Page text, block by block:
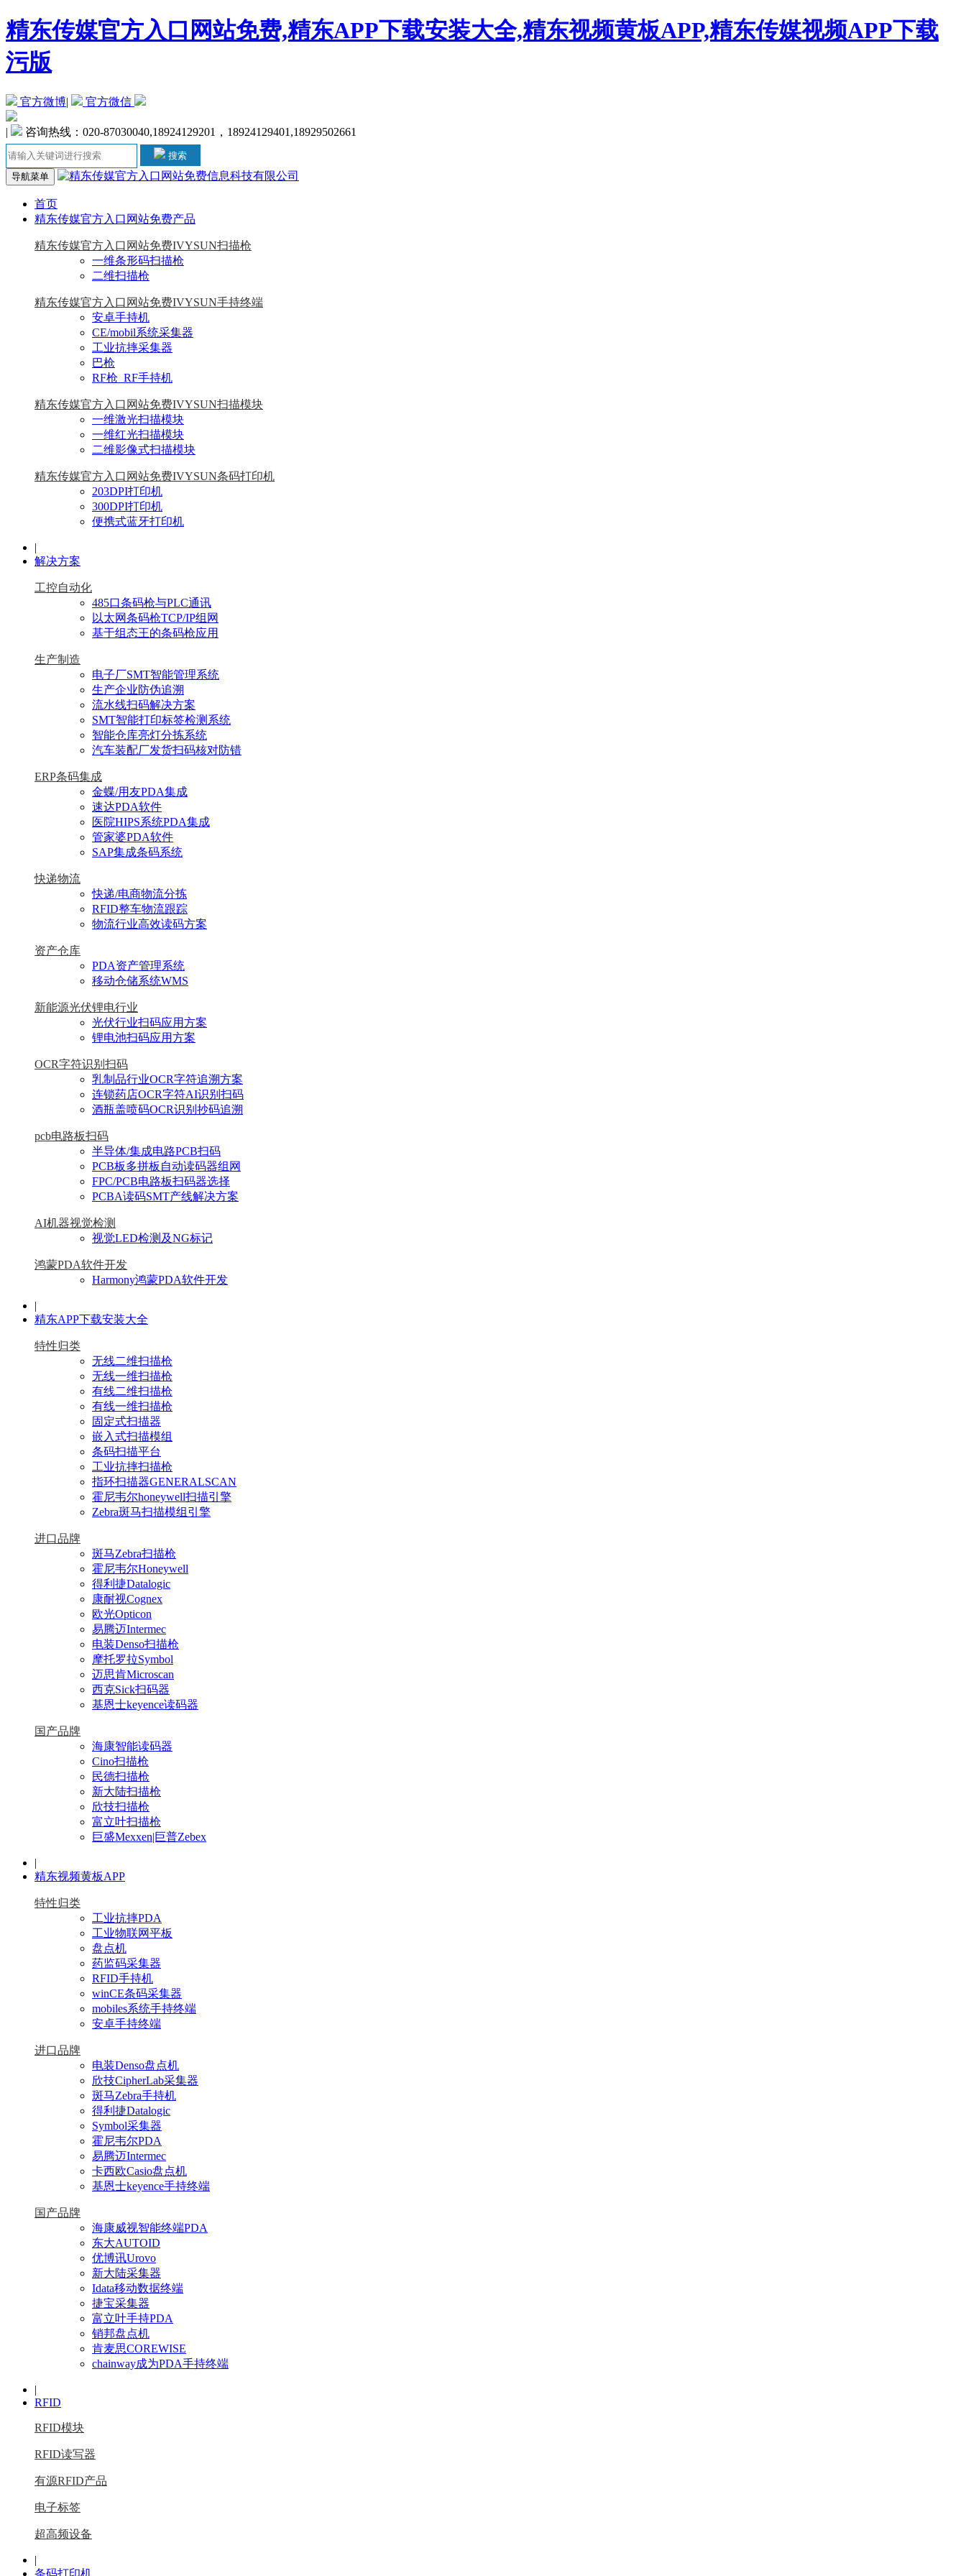
精东传媒官方入口网站免费,精东APP下载安装大全,精东视频黄板APP,精东传媒视频APP下载
污版
官方微博| 官方微信
| 咨询热线：020-87030040,18924129201，18924129401,18929502661
搜索
导航菜单
首页
精东传媒官方入口网站免费产品
精东传媒官方入口网站免费IVYSUN扫描枪
一维条形码扫描枪
二维扫描枪
精东传媒官方入口网站免费IVYSUN手持终端
安卓手持机
CE/mobil系统采集器
工业抗摔采集器
巴枪
RF枪_RF手持机
精东传媒官方入口网站免费IVYSUN扫描模块
一维激光扫描模块
一维红光扫描模块
二维影像式扫描模块
精东传媒官方入口网站免费IVYSUN条码打印机
203DPI打印机
300DPI打印机
便携式蓝牙打印机
|
解决方案
工控自动化
485口条码枪与PLC通讯
以太网条码枪TCP/IP组网
基于组态王的条码枪应用
生产制造
电子厂SMT智能管理系统
生产企业防伪追溯
流水线扫码解决方案
SMT智能打印标签检测系统
智能仓库亮灯分拣系统
汽车装配厂发货扫码核对防错
ERP条码集成
金蝶/用友PDA集成
速达PDA软件
医院HIPS系统PDA集成
管家婆PDA软件
SAP集成条码系统
快递物流
快递/电商物流分拣
RFID整车物流跟踪
物流行业高效读码方案
资产仓库
PDA资产管理系统
移动仓储系统WMS
新能源光伏锂电行业
光伏行业扫码应用方案
锂电池扫码应用方案
OCR字符识别扫码
乳制品行业OCR字符追溯方案
连锁药店OCR字符AI识别扫码
酒瓶盖喷码OCR识别抄码追溯
pcb电路板扫码
半导体/集成电路PCB扫码
PCB板多拼板自动读码器组网
FPC/PCB电路板扫码器选择
PCBA读码SMT产线解决方案
AI机器视觉检测
视觉LED检测及NG标记
鸿蒙PDA软件开发
Harmony鸿蒙PDA软件开发
|
精东APP下载安装大全
特性归类
无线二维扫描枪
无线一维扫描枪
有线二维扫描枪
有线一维扫描枪
固定式扫描器
嵌入式扫描模组
条码扫描平台
工业抗摔扫描枪
指环扫描器GENERALSCAN
霍尼韦尔honeywell扫描引擎
Zebra斑马扫描模组引擎
进口品牌
斑马Zebra扫描枪
霍尼韦尔Honeywell
得利捷Datalogic
康耐视Cognex
欧光Opticon
易腾迈Intermec
电装Denso扫描枪
摩托罗拉Symbol
迈思肯Microscan
西克Sick扫码器
基恩士keyence读码器
国产品牌
海康智能读码器
Cino扫描枪
民德扫描枪
新大陆扫描枪
欣技扫描枪
富立叶扫描枪
巨盛Mexxen|巨普Zebex
|
精东视频黄板APP
特性归类
工业抗摔PDA
工业物联网平板
盘点机
药监码采集器
RFID手持机
winCE条码采集器
mobiles系统手持终端
安卓手持终端
进口品牌
电装Denso盘点机
欣技CipherLab采集器
斑马Zebra手持机
得利捷Datalogic
Symbol采集器
霍尼韦尔PDA
易腾迈Intermec
卡西欧Casio盘点机
基恩士keyence手持终端
国产品牌
海康威视智能终端PDA
东大AUTOID
优博讯Urovo
新大陆采集器
Idata移动数据终端
捷宝采集器
富立叶手持PDA
销邦盘点机
肯麦思COREWISE
chainway成为PDA手持终端
|
RFID
RFID模块
RFID读写器
有源RFID产品
电子标签
超高频设备
|
条码打印机